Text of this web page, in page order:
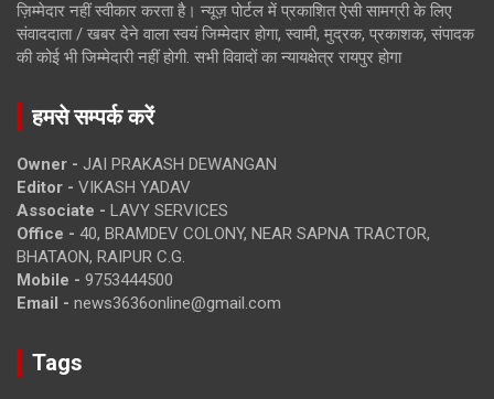
ज़िम्मेदार नहीं स्वीकार करता है। न्यूज़ पोर्टल में प्रकाशित ऐसी सामग्री के लिए
संवाददाता / खबर देने वाला स्वयं जिम्मेदार होगा, स्वामी, मुद्रक, प्रकाशक, संपादक
की कोई भी जिम्मेदारी नहीं होगी. सभी विवादों का न्यायक्षेत्र रायपुर होगा
हमसे सम्पर्क करें
Owner - JAI PRAKASH DEWANGAN
Editor - VIKASH YADAV
Associate - LAVY SERVICES
Office - 40, BRAMDEV COLONY, NEAR SAPNA TRACTOR,
BHATAON, RAIPUR C.G.
Mobile - 9753444500
Email - news3636online@gmail.com
Tags